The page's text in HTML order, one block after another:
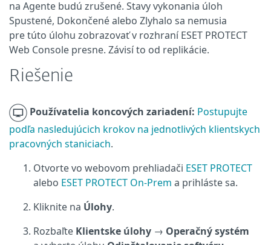
na Agente budú zrušené. Stavy vykonania úloh
Spustené, Dokončené alebo Zlyhalo sa nemusia
pre túto úlohu zobrazovať v rozhraní ESET PROTECT
Web Console presne. Závisí to od replikácie.
Riešenie
Používatelia koncových zariadení: Postupujte
podľa nasledujúcich krokov na jednotlivých klientskych
pracovných staniciach.
Otvorte vo webovom prehliadači ESET PROTECT
alebo ESET PROTECT On-Prem a prihláste sa.
Kliknite na Úlohy.
Rozbaľte Klientske úlohy → Operačný systém